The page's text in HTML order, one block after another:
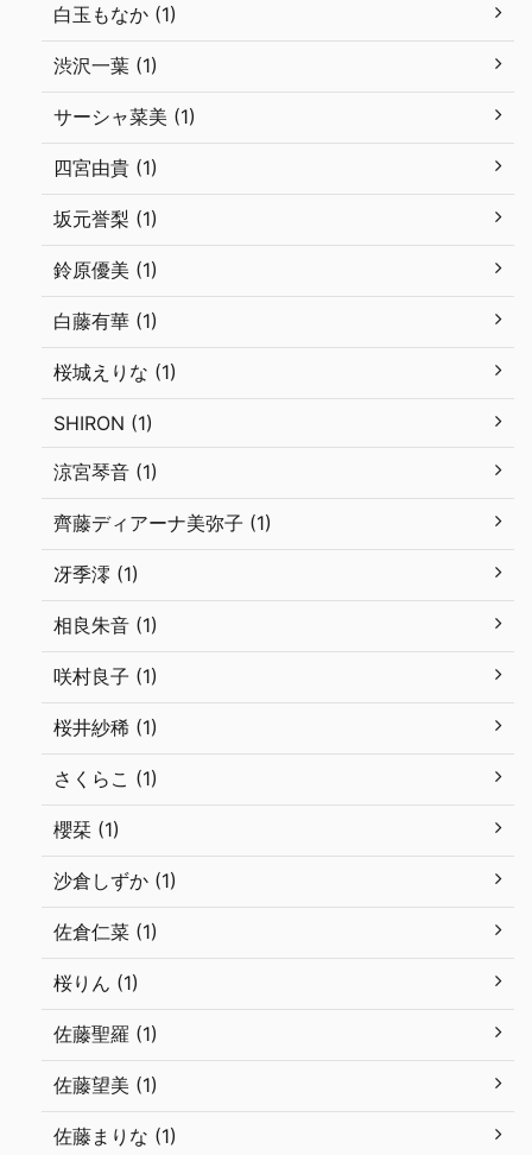
白玉もなか (1)
渋沢一葉 (1)
サーシャ菜美 (1)
四宮由貴 (1)
坂元誉梨 (1)
鈴原優美 (1)
白藤有華 (1)
桜城えりな (1)
SHIRON (1)
涼宮琴音 (1)
齊藤ディアーナ美弥子 (1)
冴季澪 (1)
相良朱音 (1)
咲村良子 (1)
桜井紗稀 (1)
さくらこ (1)
櫻栞 (1)
沙倉しずか (1)
佐倉仁菜 (1)
桜りん (1)
佐藤聖羅 (1)
佐藤望美 (1)
佐藤まりな (1)